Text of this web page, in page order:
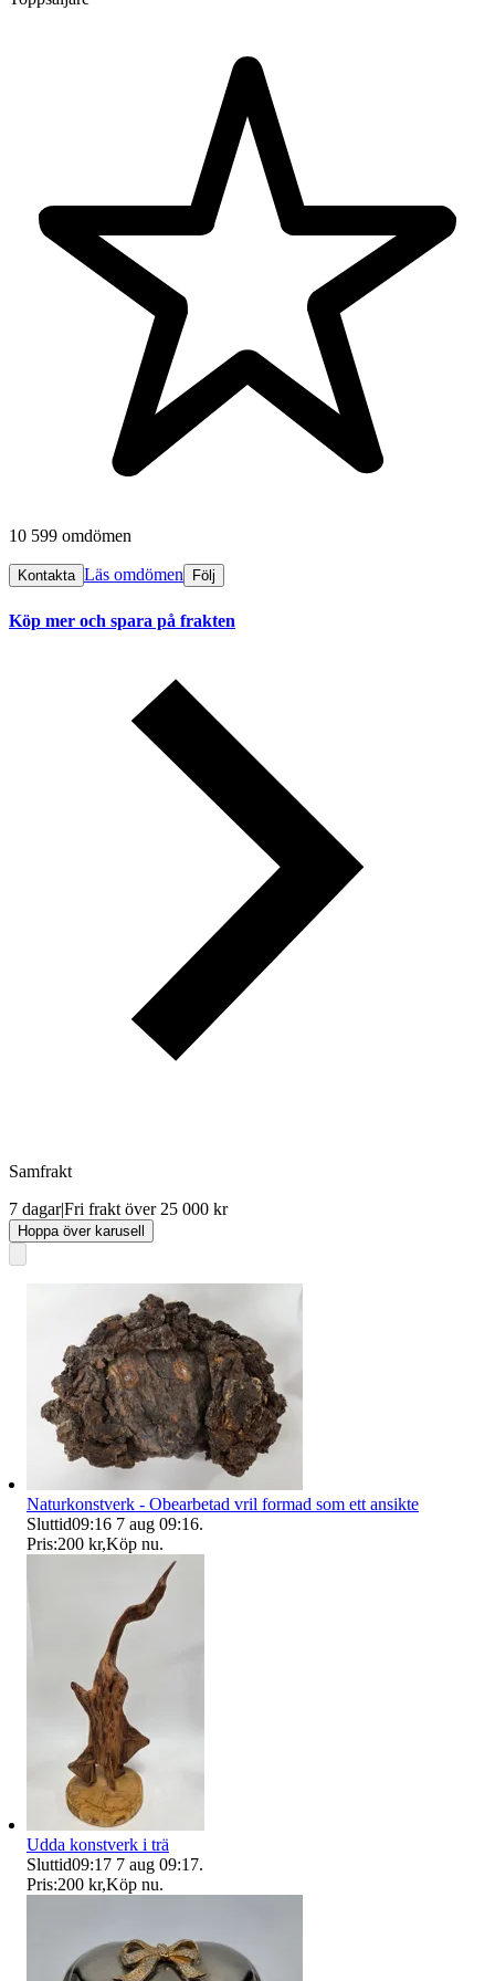
10 599 omdömen
Kontakta Läs omdömen Följ
Köp mer och spara på frakten
Samfrakt
7 dagar|Fri frakt över 25 000 kr
Hoppa över karusell
Naturkonstverk - Obearbetad vril formad som ett ansikte
Sluttid09:16 7 aug 09:16.
Pris:200 kr,Köp nu.
Udda konstverk i trä
Sluttid09:17 7 aug 09:17.
Pris:200 kr,Köp nu.